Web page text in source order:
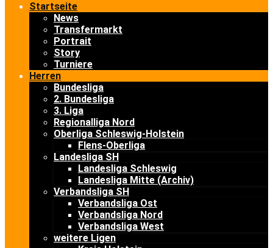
Startseite
News
Transfermarkt
Portrait
Story
Turniere
Herren
Bundesliga
2. Bundesliga
3. Liga
Regionalliga Nord
Oberliga Schleswig-Holstein
Flens-Oberliga
Landesliga SH
Landesliga Schleswig
Landesliga Mitte (Archiv)
Verbandsliga SH
Verbandsliga Ost
Verbandsliga Nord
Verbandsliga West
weitere Ligen